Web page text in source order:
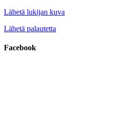
Lähetä lukijan kuva
Lähetä palautetta
Facebook